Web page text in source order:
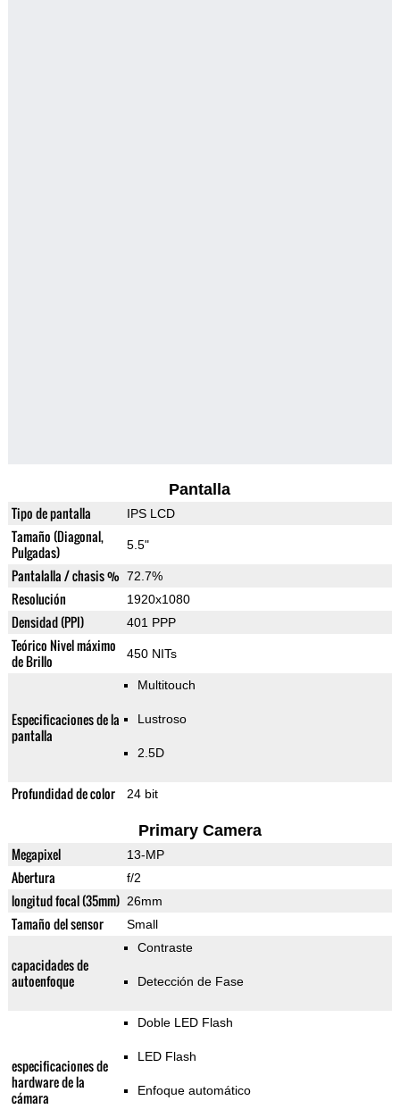
Pantalla
Tipo de pantalla IPS LCD
Tamaño (Diagonal,
Pulgadas)
5.5"
Pantalalla / chasis % 72.7%
Resolución 1920x1080
Densidad (PPI) 401 PPP
Teórico Nivel máximo
de Brillo
450 NITs
Especificaciones de la
pantalla
Multitouch
Lustroso
2.5D
Profundidad de color 24 bit
Primary Camera
Megapixel 13-MP
Abertura f/2
longitud focal (35mm) 26mm
Tamaño del sensor Small
capacidades de
autoenfoque
Contraste
Detección de Fase
especificaciones de
hardware de la
cámara
Doble LED Flash
LED Flash
Enfoque automático